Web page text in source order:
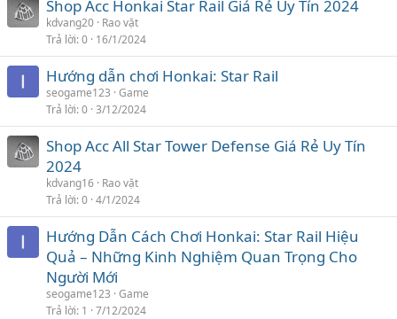
Shop Acc Honkai Star Rail Giá Rẻ Uy Tín 2024
kdvang20 Rao vặt
Trả lời 0 16/1/2024
Hướng dẫn chơi Honkai: Star Rail
seogame123 Game
Trả lời 0 3/12/2024
Shop Acc All Star Tower Defense Giá Rẻ Uy Tín
2024
kdvang16 Rao vặt
Trả lời 0 4/1/2024
Hướng Dẫn Cách Chơi Honkai: Star Rail Hiệu
Quả – Những Kinh Nghiệm Quan Trọng Cho
Người Mới
seogame123 Game
Trả lời 1 7/12/2024